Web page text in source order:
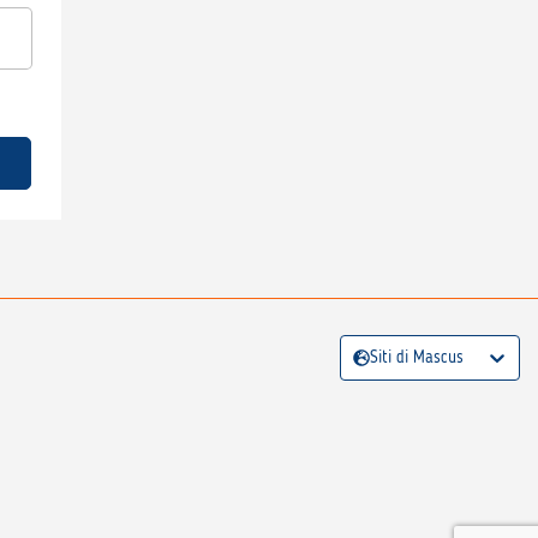
Siti di Mascus